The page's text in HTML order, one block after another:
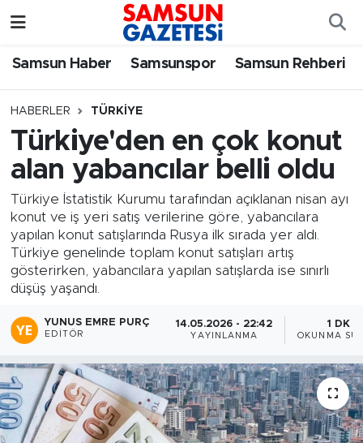
Samsun Haber Samsunspor Samsun Rehberi
HABERLER TÜRKIYE
Türkiye'den en çok konut
alan yabancılar belli oldu
Türkiye İstatistik Kurumu tarafından açıklanan nisan ayı
konut ve iş yeri satış verilerine göre, yabancılara
yapılan konut satışlarında Rusya ilk sırada yer aldı.
Türkiye genelinde toplam konut satışları artış
gösterirken, yabancılara yapılan satışlarda ise sınırlı
düşüş yaşandı.
YUNUS EMRE PURÇ
EDITÖR
14.05.2026 - 22:42
YAYINLANMA
1 DK
OKUNMA
Samsun Haber
Samsunspor
Samsun Rehberi
Resmi İlanlar
Samsun Nöbetçi Eczaneler
Samsun Hava Durumu
SAMSUN Namaz Vakitleri
Samsun Trafik Yoğunluk Haritası
Süper Lig Puan Durumu ve Fikstür
Tüm Manşetler